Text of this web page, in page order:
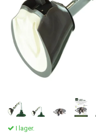
I lager.